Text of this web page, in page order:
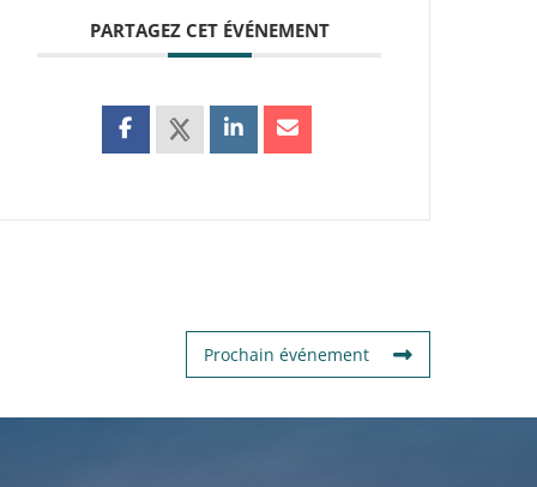
PARTAGEZ CET ÉVÉNEMENT
Prochain événement